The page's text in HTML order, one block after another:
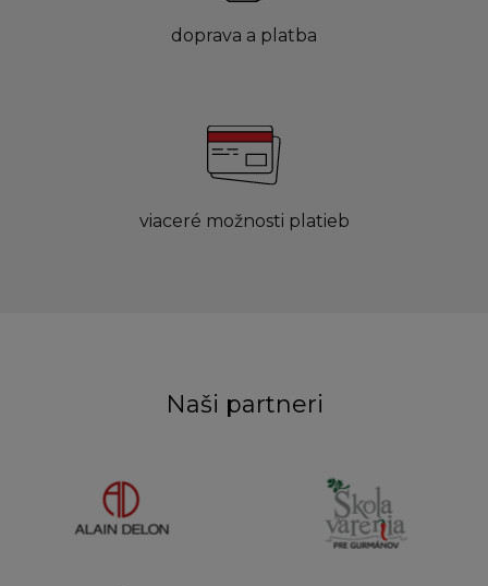
doprava a platba
viaceré možnosti platieb
Naši partneri